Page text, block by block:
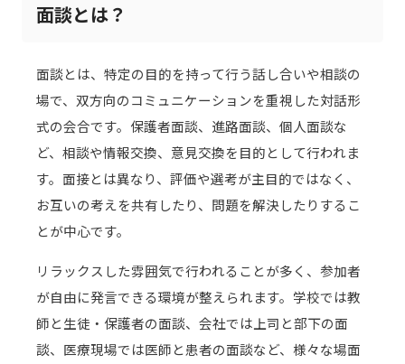
面談とは？
面談とは、特定の目的を持って行う話し合いや相談の
場で、双方向のコミュニケーションを重視した対話形
式の会合です。保護者面談、進路面談、個人面談な
ど、相談や情報交換、意見交換を目的として行われま
す。面接とは異なり、評価や選考が主目的ではなく、
お互いの考えを共有したり、問題を解決したりするこ
とが中心です。
リラックスした雰囲気で行われることが多く、参加者
が自由に発言できる環境が整えられます。学校では教
師と生徒・保護者の面談、会社では上司と部下の面
談、医療現場では医師と患者の面談など、様々な場面